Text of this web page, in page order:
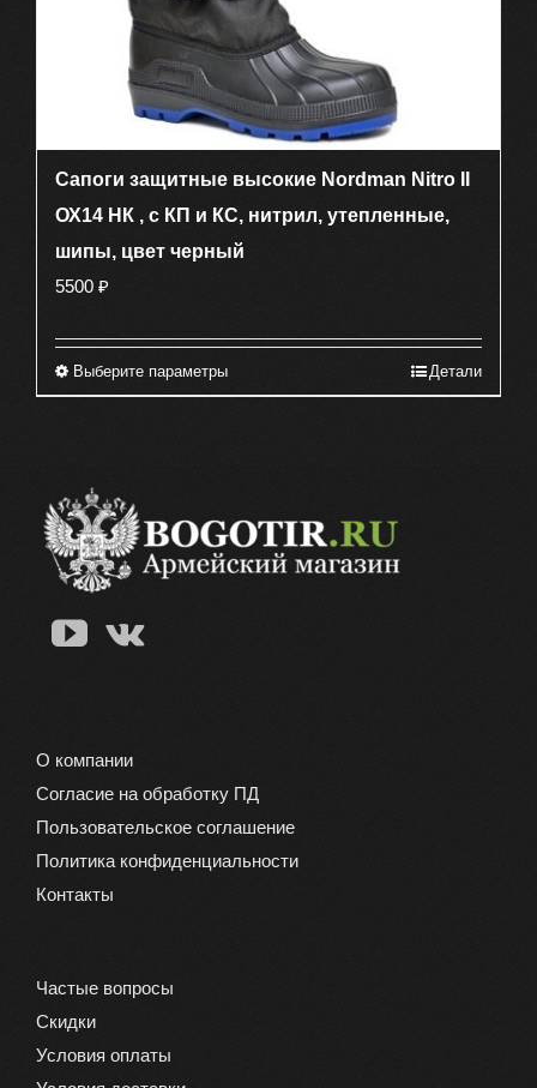
Сапоги защитные высокие Nordman Nitro II
ОХ14 НК , с КП и КС, нитрил, утепленные,
шипы, цвет черный
5500 ₽
Выберите параметрыЭтот
Опции
можно
Детали
О компании
Согласие на обработку ПД
Пользовательское соглашение
Политика конфиденциальности
Контакты
Частые вопросы
Скидки
Условия оплаты